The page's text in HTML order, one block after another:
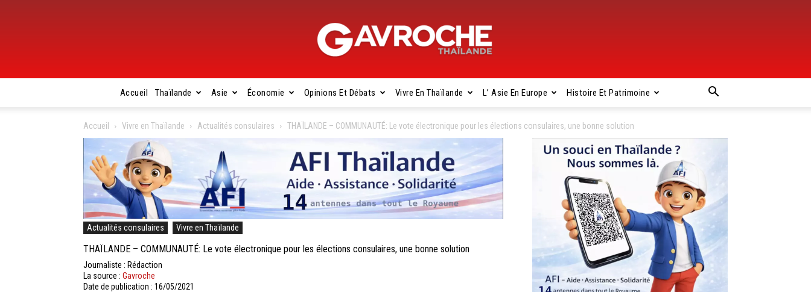
Gavroche
Thaïlande
Accueil Thaïlande Asie Économie Opinions Et Débats Vivre En Thaïlande L’ Asie En Europe Histoire Et Patrimoine
Accueil Vivre en Thaïlande Actualités consulaires THAÏLANDE – COMMUNAUTÉ: Le vote électronique pour les élections consulaires, une bonne solution
Actualités consulaires Vivre en Thaïlande
THAÏLANDE – COMMUNAUTÉ: Le vote électronique pour les élections consulaires, une bonne solution
Journaliste : Rédaction
La source : Gavroche
Date de publication : 16/05/2021